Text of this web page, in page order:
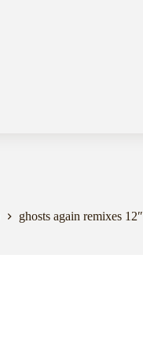
ghosts again remixes 12″